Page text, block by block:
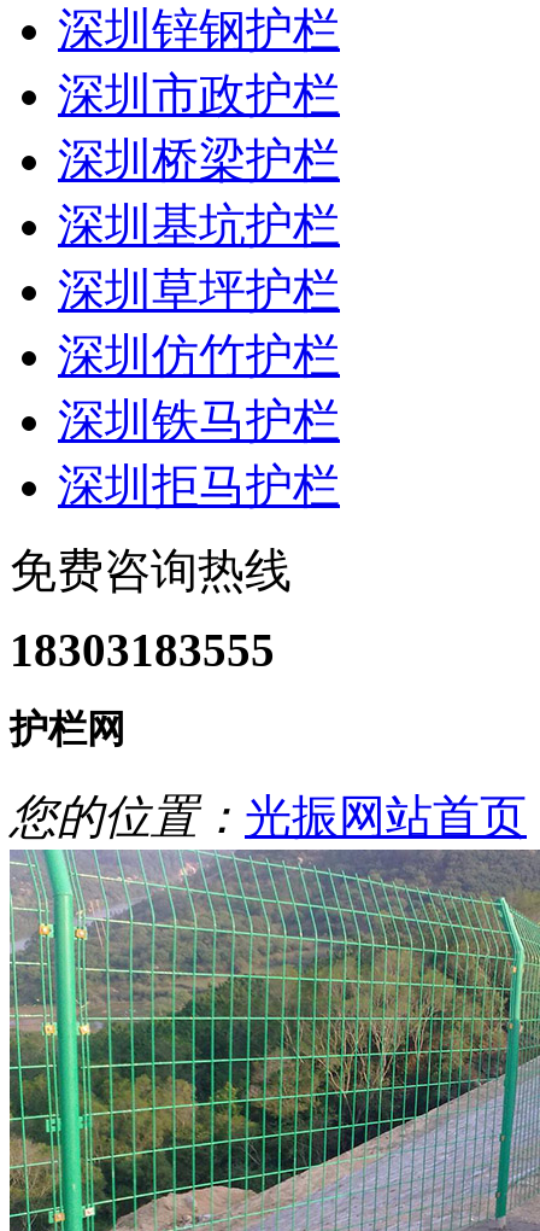
深圳锌钢护栏
深圳市政护栏
深圳桥梁护栏
深圳基坑护栏
深圳草坪护栏
深圳仿竹护栏
深圳铁马护栏
深圳拒马护栏
免费咨询热线
18303183555
护栏网
您的位置： 光振网站首页